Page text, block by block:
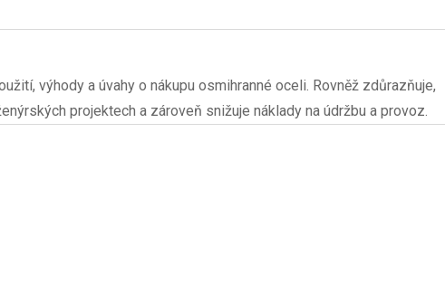
výhody a úvahy o nákupu osmihranné oceli. Rovněž zdůrazňuje,
projektech a zároveň snižuje náklady na údržbu a provoz.